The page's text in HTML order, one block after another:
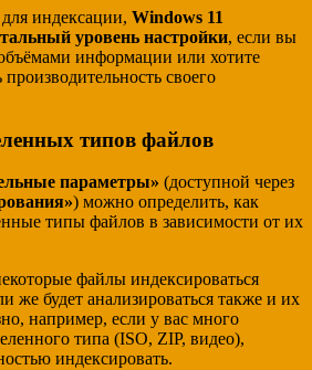
индексации, Windows 11
уровень настройки, если вы
информации или хотите
своего
типов файлов
параметры» (доступной через
) можно определить, как
типы файлов в зависимости от их
файлы индексироваться
же будет анализироваться также и их
например, если у вас много
типа (ISO, ZIP, видео),
индексировать.